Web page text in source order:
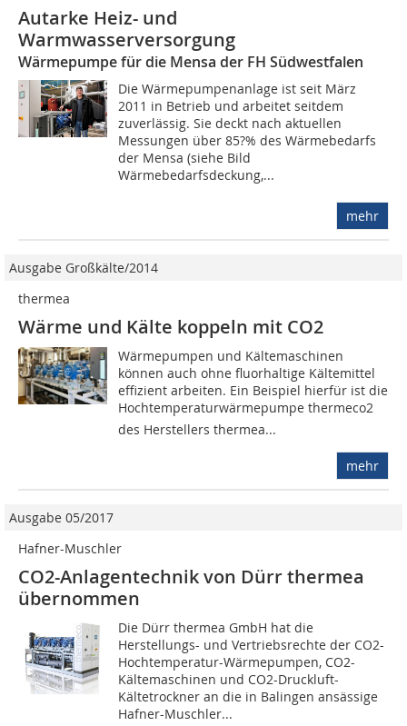
Autarke Heiz- und
Warmwasserversorgung
Wärmepumpe für die Mensa der FH Südwestfalen
Die Wärmepumpenanlage ist seit März
2011 in Betrieb und arbeitet seitdem
zuverlässig. Sie deckt nach aktuellen
Messungen über 85?% des Wärmebedarfs
der Mensa (siehe Bild
Wärmebedarfsdeckung,...
mehr
Ausgabe Großkälte/2014
thermea
Wärme und Kälte koppeln mit CO2
Wärmepumpen und Kältemaschinen
können auch ohne fluorhaltige Kältemittel
effizient arbeiten. Ein Beispiel hierfür ist die
Hochtemperaturwärmepumpe thermeco2
des Herstellers thermea...
mehr
Ausgabe 05/2017
Hafner-Muschler
CO2-Anlagen­­tech­­­nik von Dürr thermea
übernommen
Die Dürr thermea GmbH hat die
Herstellungs- und Vertriebsrechte der CO2-
Hochtemperatur-Wärmepumpen, CO2-
Kältemaschinen und CO2-Druckluft-
Kältetrockner an die in Balingen ansässige
Hafner-Muschler...